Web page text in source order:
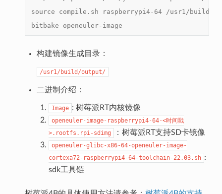
source compile.sh raspberrypi4-64 /usr1/build /
bitbake openeuler-image
构建镜像生成目录：
/usr1/build/output/
二进制介绍：
Image : 树莓派RT内核镜像
openeuler-image-raspberrypi4-64-<时间戳
>.rootfs.rpi-sdimg
：树莓派RT支持SD卡镜像
openeuler-glibc-x86-64-openeuler-image-
cortexa72-raspberrypi4-64-toolchain-22.03.sh :
sdk工具链